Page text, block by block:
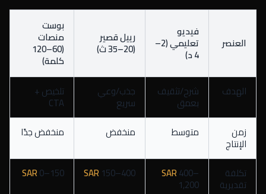
العنصر
فيديو
تعليمي (2–
4 د)
رييل قصير
(20–35 ث)
بوست
منصات
(60–120
كلمة)
الهدف
شرح/تثقيف
بعمق
جذب/وعي
سريع
تلخيص +
CTA
زمن
الإنتاج
متوسط منخفض منخفض جدًا
تكلفة
تقديرية
SAR400–
1,200
SAR 150–400
SAR0–150